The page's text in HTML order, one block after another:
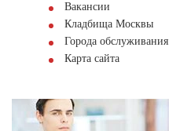
Вакансии
Кладбища Москвы
Города обслуживания
Карта сайта